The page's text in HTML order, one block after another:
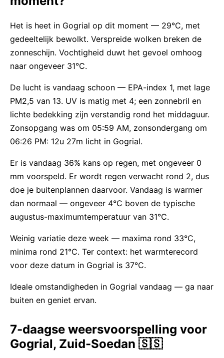
Het is heet in Gogrial op dit moment — 29°C, met
gedeeltelijk bewolkt. Verspreide wolken breken de
zonneschijn. Vochtigheid duwt het gevoel omhoog
naar ongeveer 31°C.
De lucht is vandaag schoon — EPA-index 1, met lage
PM2,5 van 13. UV is matig met 4; een zonnebril en
lichte bedekking zijn verstandig rond het middaguur.
Zonsopgang was om 05:59 AM, zonsondergang om
06:26 PM: 12u 27m licht in Gogrial.
Er is vandaag 36% kans op regen, met ongeveer 0
mm voorspeld. Er wordt regen verwacht rond 2, dus
doe je buitenplannen daarvoor. Vandaag is warmer
dan normaal — ongeveer 4°C boven de typische
augustus-maximumtemperatuur van 31°C.
Weinig variatie deze week — maxima rond 33°C,
minima rond 21°C. Ter context: het warmterecord
voor deze datum in Gogrial is 37°C.
Ideale omstandigheden in Gogrial vandaag — ga naar
buiten en geniet ervan.
7-daagse weersvoorspelling voor
Gogrial, Zuid-Soedan 🇸🇸